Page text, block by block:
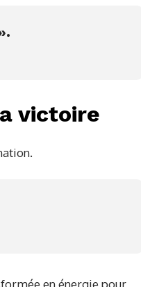
victoire
en énergie pour